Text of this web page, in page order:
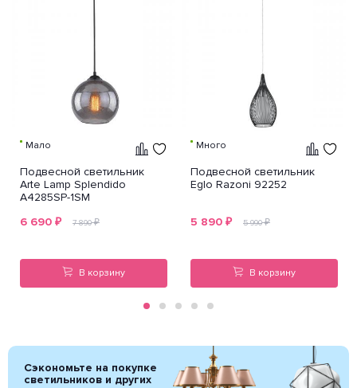
Мало
Подвесной светильник
Arte Lamp Splendido
A4285SP-1SM
6 690 ₽ 7 890₽
В корзину
Много
Подвесной светильник
Eglo Razoni 92252
5 890 ₽ 5 990₽
В корзину
Сэкономьте на покупке
светильников и других